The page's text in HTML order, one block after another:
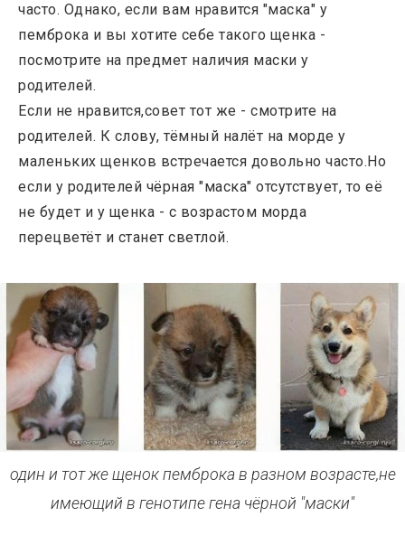
часто. Однако, если вам нравится "маска" у
пемброка и вы хотите себе такого щенка -
посмотрите на предмет наличия маски у
родителей.
Если не нравится,совет тот же - смотрите на
родителей. К слову, тёмный налёт на морде у
маленьких щенков встречается довольно часто.Но
если у родителей чёрная "маска" отсутствует, то её
не будет и у щенка - с возрастом морда
перецветёт и станет светлой.
один и тот же щенок пемброка в разном возрасте,не
имеющий в генотипе гена чёрной "маски"